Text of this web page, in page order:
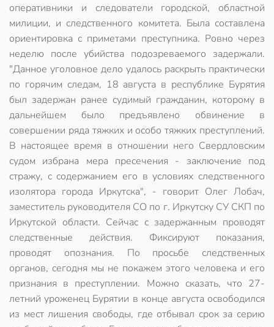
оперативники и следователи городской, областной
милиции, и следственного комитета. Была составлена
ориентировка с приметами преступника. Ровно через
неделю после убийства подозреваемого задержали.
"Данное уголовное дело удалось раскрыть практически
по горячим следам, 18 августа в республике Бурятия
был задержан ранее судимый гражданин, которому в
дальнейшем было предъявлено обвинение в
совершении ряда тяжких и особо тяжких преступлений.
В настоящее время в отношении него Свердловским
судом избрана мера пресечения - заключение под
стражу, с содержанием его в условиях следственного
изолятора города Иркутска", - говорит Олег Лобач,
заместитель руководителя СО по г. Иркутску СУ СКП по
Иркутской области. Сейчас с задержанным проводят
следственные действия. Фиксируют показания,
проводят опознания. По просьбе следственных
органов, сегодня мы не покажем этого человека и его
признания в преступлении. Можно сказать, что 27-
летний уроженец Бурятии в конце августа освободился
из мест лишения свободы, где отбывал срок за серию